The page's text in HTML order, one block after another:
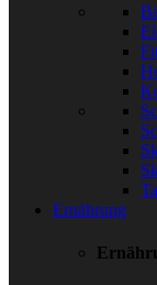
Ernährung